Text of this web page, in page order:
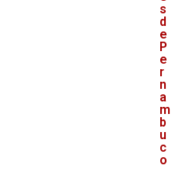
s
d
e
P
e
r
n
a
m
b
u
c
o